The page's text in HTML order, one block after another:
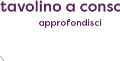
tavolino a
approfondisci